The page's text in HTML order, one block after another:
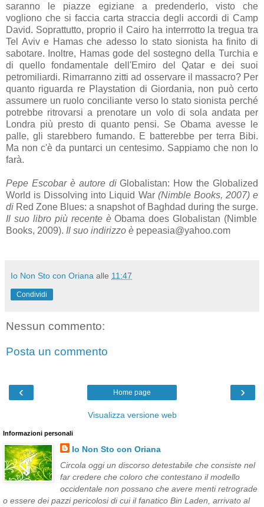
saranno le piazze egiziane a predenderlo, visto che
vogliono che si faccia carta straccia degli accordi di Camp
David. Soprattutto, proprio il Cairo ha interrrotto la tregua tra
Tel Aviv e Hamas che adesso lo stato sionista ha finito di
sabotare. Inoltre, Hamas gode del sostegno della Turchia e
di quello fondamentale dell'Emiro del Qatar e dei suoi
petromiliardi. Rimarranno zitti ad osservare il massacro? Per
quanto riguarda re Playstation di Giordania, non può certo
assumere un ruolo conciliante verso lo stato sionista perché
potrebbe ritrovarsi a prenotare un volo di sola andata per
Londra più presto di quanto pensi. Se Obama avesse le
palle, gli starebbero fumando. E batterebbe per terra Bibi.
Ma non c'è da puntarci un centesimo. Sappiamo che non lo
farà.
Pepe Escobar è autore diGlobalistan: How the Globalized
World is Dissolving into Liquid War(Nimble Books, 2007) e
di Red Zone Blues: a snapshot of Baghdad during the surge.
Il suo libro più recente èObama does Globalistan (Nimble
Books, 2009). Il suo indirizzo è pepeasia@yahoo.com
Io Non Sto con Oriana alle 11:47
Condividi
Nessun commento:
Posta un commento
‹ ›
Home page
Visualizza versione web
Informazioni personali
Io Non Sto con Oriana
Circola oggi un discorso detestabile che consiste nel
far credere che coloro che contestano il modello
occidentale non possano che avere menti retrograde
o essere dei pazzi pericolosi di cui il fanatico Bin Laden, arrivato al